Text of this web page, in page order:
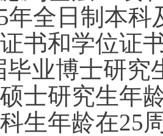
年全日制本
书和学位证
毕业博士研究
士研究生年
生年龄在25